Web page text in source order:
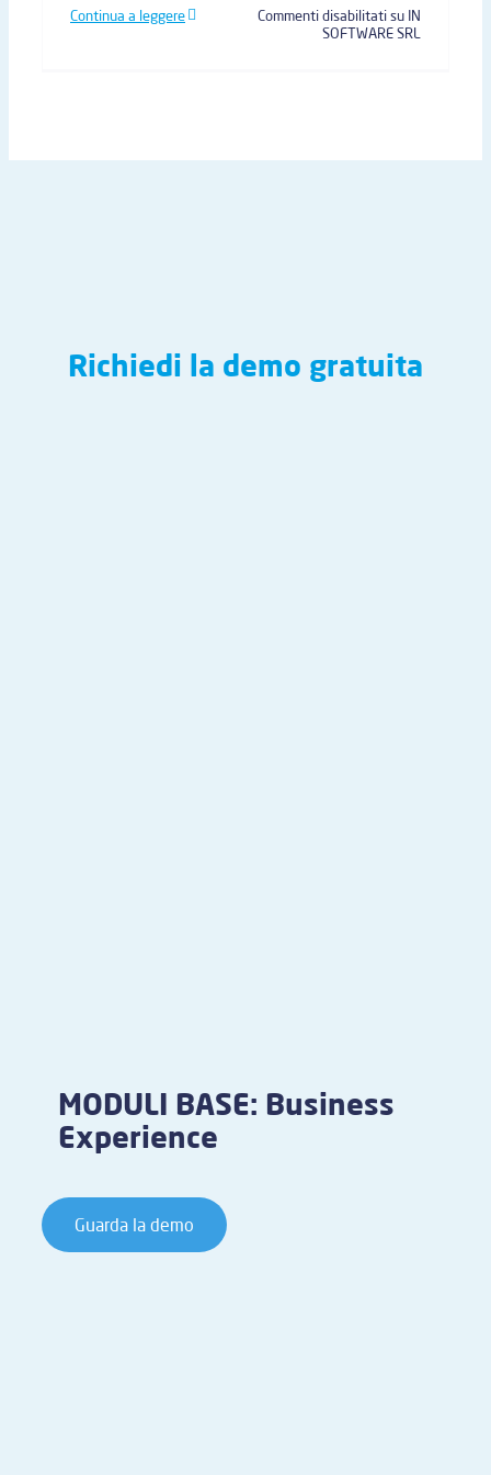
Continua a leggere Commenti disabilitatisu IN
SOFTWARE SRL
Richiedi la demo gratuita
MODULI BASE: Business
Experience
Guarda la demo